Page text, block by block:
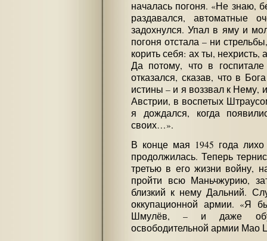
началась погоня. «Не знаю,
раздавался, автоматные
задохнулся. Упал в яму и
погоня отстала – ни
корить себя: ах ты,
Да потому, что в
отказался, сказав, что в
истины – и я воззвал к
Австрии, в воспетых
я дождался, когда
своих…».
В конце мая 1945 года
продолжилась. Теперь
третью в его жизни войну,
пройти всю Маньчжурию,
близкий к нему Дальний.
оккупационной армии. «Я
Шмулёв, – и даже
освободительной армии Мао